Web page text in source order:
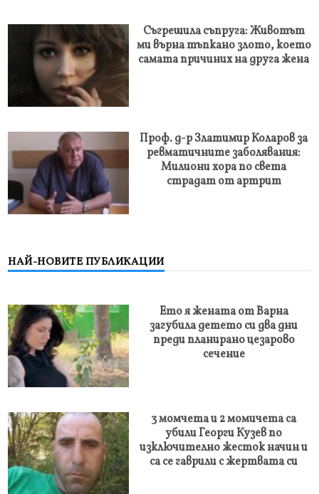
Съгрешила съпруга: Животът
ми върна тъпкано злото, което
самата причиних на друга жена
Проф. д-р Златимир Коларов за
ревматичните заболявания:
Милиони хора по света
страдат от артрит
НАЙ-НОВИТЕ ПУБЛИКАЦИИ
Ето я жената от Варна
загубила детето си два дни
преди планирано цезарово
сечение
3 момчета и 2 момичета са
убили Георги Кузев по
изключително жесток начин и
са се гаврили с жертвата си